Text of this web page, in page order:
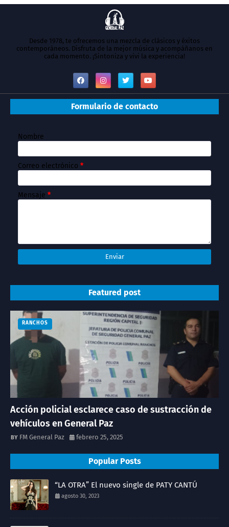
Desde 1978, te ofrecemos una mezcla de clásicos y éxitos
contemporáneos. Disfruta de la mejor música y acompáñanos en
cada momento. ¡Sintoniza y vivi la experiencia!
Formulario de contacto
Nombre
Correo electrónico *
Mensaje *
Featured post
RANCHOS
Acción policial esclarece caso de sustracción de
vehículos en General Paz
FM General Paz febrero 25, 2025
Popular Posts
“LA OTRA” El nuevo single de PATY CANTÚ
agosto 30, 2023